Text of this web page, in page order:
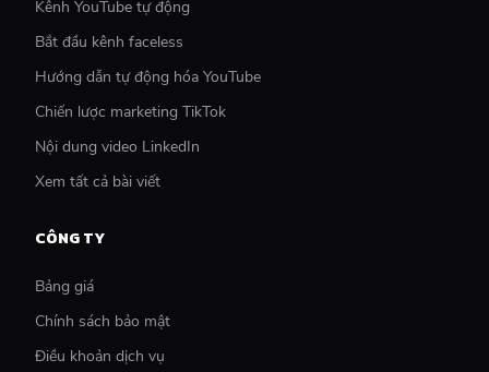
Kênh YouTube tự động
Bắt đầu kênh faceless
Hướng dẫn tự động hóa YouTube
Chiến lược marketing TikTok
Nội dung video LinkedIn
Xem tất cả bài viết
CÔNG TY
Bảng giá
Chính sách bảo mật
Điều khoản dịch vụ